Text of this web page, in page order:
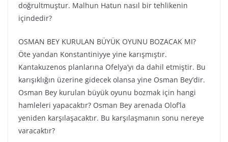
doğrultmuştur. Malhun Hatun nasıl bir tehlikenin
içindedir?
OSMAN BEY KURULAN BÜYÜK OYUNU BOZACAK MI?
Öte yandan Konstantiniyye yine karışmıştır.
Kantakuzenos planlarına Ofelya’yı da dahil etmiştir. Bu
karışıklığın üzerine gidecek olansa yine Osman Bey’dir.
Osman Bey kurulan büyük oyunu bozmak için hangi
hamleleri yapacaktır? Osman Bey arenada Olof’la
yeniden karşılaşacaktır. Bu karşılaşmanın sonu nereye
varacaktır?